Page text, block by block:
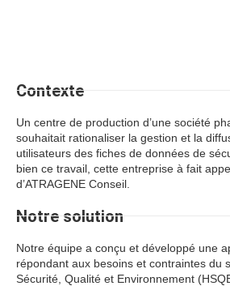
Contexte
Un centre de production d’une société
souhaitait rationaliser la gestion et la
utilisateurs des fiches de données de
bien ce travail, cette entreprise à fait
d’ATRAGENE Conseil.
Notre solution
Notre équipe a conçu et développé une
répondant aux besoins et contraintes du
Sécurité, Qualité et Environnement